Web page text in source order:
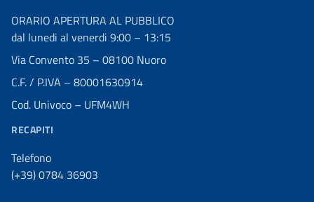
ORARIO APERTURA AL PUBBLICO
dal lunedi al venerdi 9:00 – 13:15
Via Convento 35 – 08100 Nuoro
C.F. / P.IVA – 80001630914
Cod. Univoco – UFM4WH
RECAPITI
Telefono
(+39) 0784 36903